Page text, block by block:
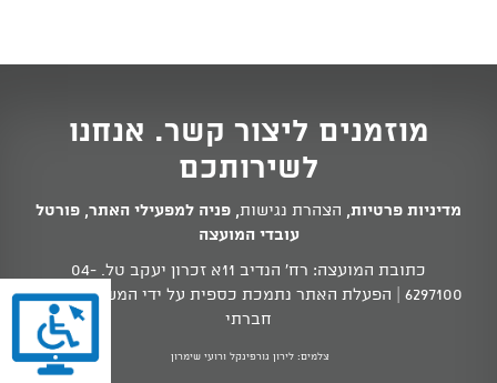
מוזמנים ליצור קשר. אנחנו
לשירותכם
מדיניות פרטיות, הצהרת נגישות, פניה למפעילי האתר, פורטל
עובדי המועצה
כתובת המועצה: רח' הנדיב 11א זכרון יעקב טל.
04-
6297100 | הפעלת האתר נתמכת כספית על ידי המשרד לשוויון
חברתי
צלמים: לירון גורפינקל ורועי שימרון